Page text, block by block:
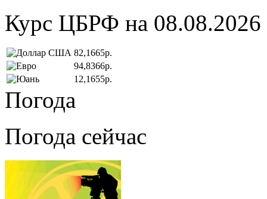
Курс ЦБРФ на 08.08.2026
82,1665р.
94,8366р.
12,1655р.
Погода
Погода сейчас